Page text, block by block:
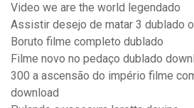
Video we are the world legendado
Assistir desejo de matar 3 dublado
Boruto filme completo dublado
Filme novo no pedaço dublado
300 a ascensão do império filme
download